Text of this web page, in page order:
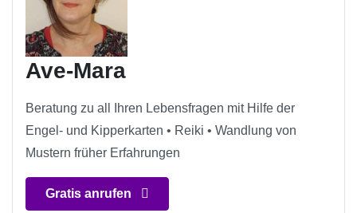
Ave-Mara
Beratung zu all Ihren Lebensfragen mit Hilfe der
Engel- und Kipperkarten • Reiki • Wandlung von
Mustern früher Erfahrungen
Gratis anrufen